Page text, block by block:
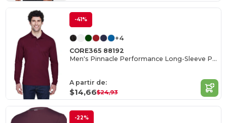
-41%
+4
CORE365 88192
Men's Pinnacle Performance Long-Sleeve Piqué Polo
A partir de:
$14,66$24,93
-22%